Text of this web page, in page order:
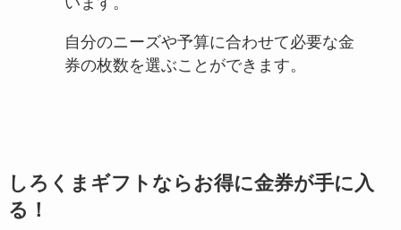
自分のニーズや予算に合わせて必要な金
券の枚数を選ぶことができます。
しろくまギフト ならお得に金券が手に入
る！